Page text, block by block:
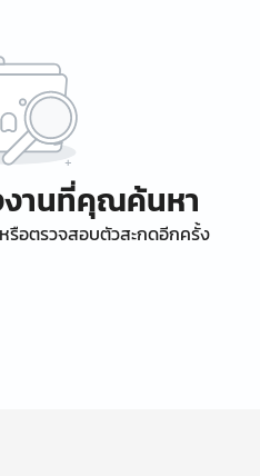
านที่คุณค้นหา
รือตรวจสอบตัวสะกดอีกครั้ง